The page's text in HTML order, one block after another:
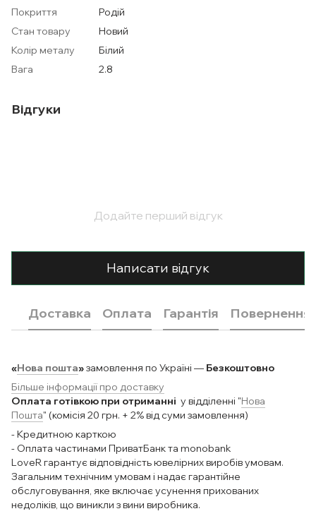
Покриття
Родій
Стан товару
Новий
Колір металу
Білий
Вага
2.8
Відгуки
Додайте перший відгук
Написати відгук
Доставка Оплата Гарантія Повернення
«Нова пошта»замовлення по Україні — Безкоштовно
Більше інформації про доставку
Оплата готівкою при отриманні у відділенні "Нова
Пошта" (комісія 20 грн. + 2% від суми замовлення)
- Кредитною карткою
- Оплата частинами ПриватБанк та monobank
LoveR гарантує відповідність ювелірних виробів умовам.
Загальним технічним умовам і надає гарантійне
обслуговування, яке включає усунення прихованих
недоліків, що виникли з вини виробника.